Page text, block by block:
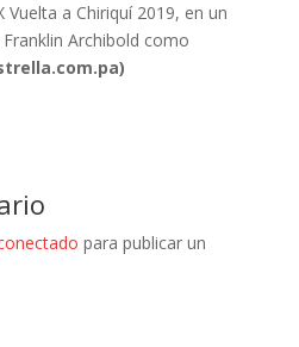
Vuelta a Chiriquí 2019, en un
Archibold como
para publicar un